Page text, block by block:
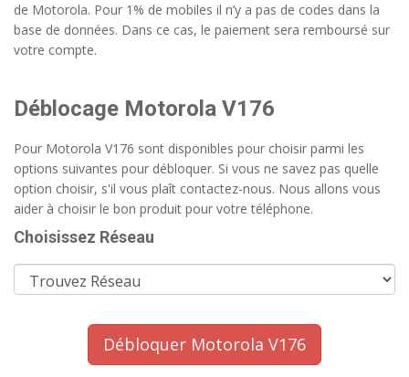
de Motorola. Pour 1% de mobiles il n’y a pas de codes dans la
base de données. Dans ce cas, le paiement sera remboursé sur
votre compte.
Déblocage Motorola V176
Pour Motorola V176 sont disponibles pour choisir parmi les
options suivantes pour débloquer. Si vous ne savez pas quelle
option choisir, s'il vous plaît contactez-nous. Nous allons vous
aider à choisir le bon produit pour votre téléphone.
Choisissez Réseau
Débloquer Motorola V176